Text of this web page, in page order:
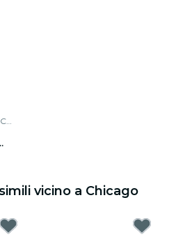
Museum Of Contemporary Art Chicago
vicino a Chicago